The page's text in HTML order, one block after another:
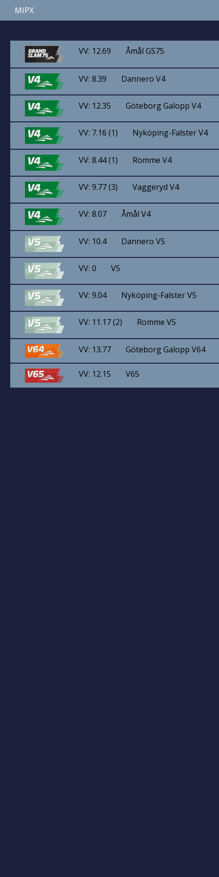
MIPX
VV: 12.69 Åmål GS75
VV: 8.39 Dannero V4
VV: 12.35 Göteborg Galopp V4
VV: 7.16 (1) Nyköping-Falster V4
VV: 8.44 (1) Romme V4
VV: 9.77 (3) Vaggeryd V4
VV: 8.07 Åmål V4
VV: 10.4 Dannero V5
VV: 0 V5
VV: 9.04 Nyköping-Falster V5
VV: 11.17 (2) Romme V5
VV: 13.77 Göteborg Galopp V64
VV: 12.15 V65